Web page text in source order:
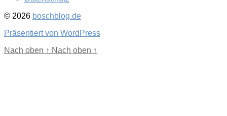
© 2026 boschblog.de
Präsentiert von WordPress
Nach oben ↑ Nach oben ↑